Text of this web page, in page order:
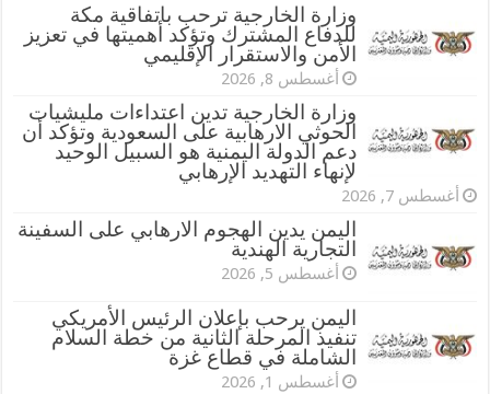
وزارة الخارجية ترحب باتفاقية مكة
للدفاع المشترك وتؤكد أهميتها في تعزيز
الأمن والاستقرار الإقليمي
أغسطس 8, 2026
وزارة الخارجية تدين اعتداءات مليشيات
الحوثي الارهابية على السعودية وتؤكد أن
دعم الدولة اليمنية هو السبيل الوحيد
لإنهاء التهديد الإرهابي
أغسطس 7, 2026
اليمن يدين الهجوم الارهابي على السفينة
التجارية الهندية
أغسطس 5, 2026
اليمن يرحب بإعلان الرئيس الأمريكي
تنفيذ المرحلة الثانية من خطة السلام
الشاملة في قطاع غزة
أغسطس 1, 2026